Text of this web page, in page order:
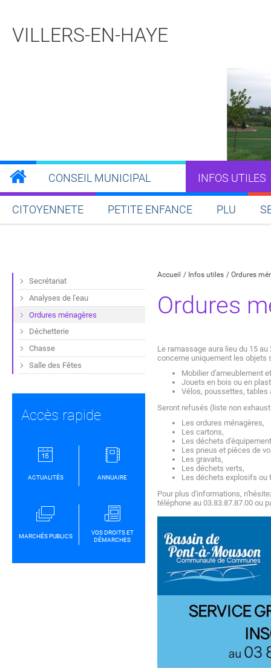
VILLERS-EN-HAYE
CONSEIL MUNICIPAL INFOS UTILES
CITOYENNETE PETITE ENFANCE PLU
Accueil Infos utiles Ordures
Ordures
Le ramassage aura lieu du 15
concerne uniquement les objets
Mobilier d'ameublement
Jouets en bois ou en
Vélos, poussettes, tables
Seront refusés (liste non
Les ordures ménagères,
Les cartons,
Les déchets
Les pneus et pièces de
Les gravats,
Les déchets verts,
Les déchets explosifs ou
Pour plus d'informations,
téléphone au 03.83.87.87.00 ou
Secrétariat
Analyses de l'eau
Ordures ménagères
Déchetterie
Chasse
Salle des Fêtes
Accès rapide
ACTUALITÉS ANNUAIRE
MARCHÉS PUBLICS
VOS DROITS ET
DÉMARCHES